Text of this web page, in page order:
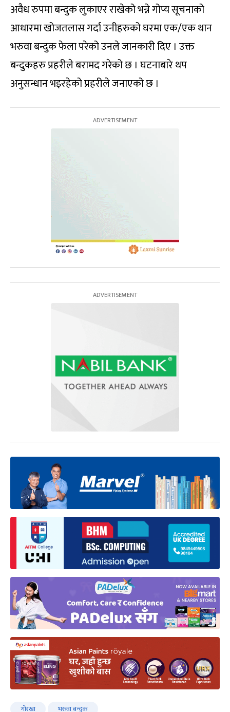
अवैध रुपमा बन्दुक लुकाएर राखेको भन्ने गोप्य सूचनाको
आधारमा खोजतलास गर्दा उनीहरुको घरमा एक/एक थान
भरुवा बन्दुक फेला परेको उनले जानकारी दिए । उक्त
बन्दुकहरु प्रहरीले बरामद गरेको छ । घटनाबारे थप
अनुसन्धान भइरहेको प्रहरीले जनाएको छ ।
गोरखा भरुवा बन्दुक